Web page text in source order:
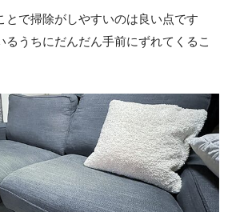
とで掃除がしやすいのは良い点です
るうちにだんだん手前にずれてくるこ